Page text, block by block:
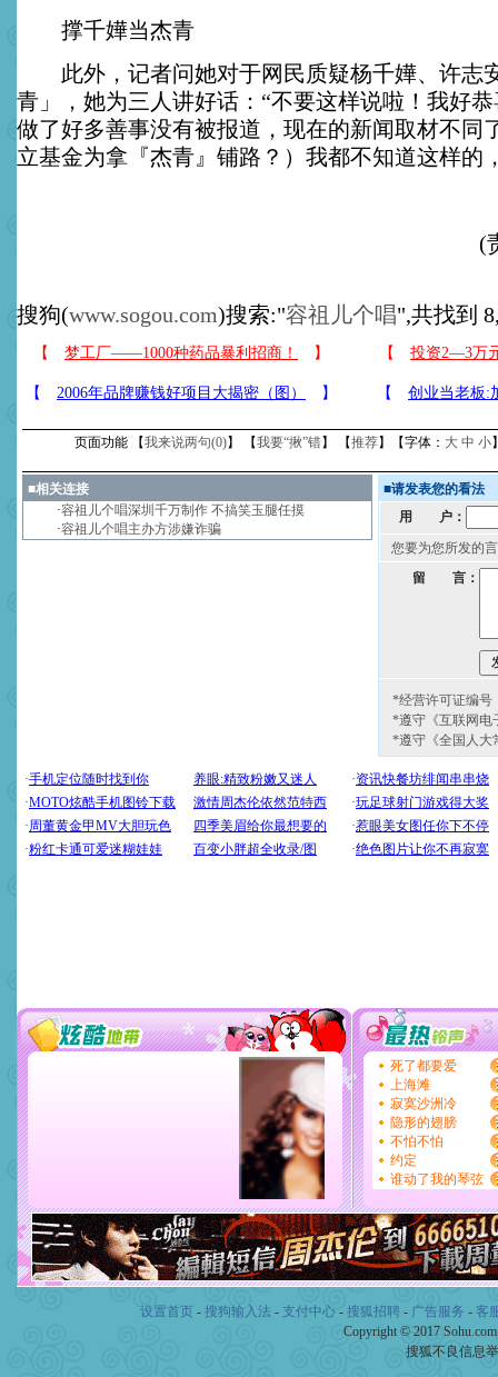
撑千嬅当杰青
此外，记者问她对于网民质疑杨千嬅、许志
青」，她为三人讲好话：“不要这样说啦！我好
做了好多善事没有被报道，现在的新闻取材不同
立基金为拿『杰青』铺路？）我都不知道这样的
(
搜狗(www.sogou.com)搜索:"容祖儿个唱",共找到
页面功能 【我来说两句(0)】 【我要“揪”错】 【推荐】【字体： 大 中 小
■相关连接
·容祖儿个唱深圳千万制作 不搞笑玉腿任摸
·容祖儿个唱主办方涉嫌诈骗
■请发表您的看法
用 户：
您要为您所发的
留 言：
*经营许可证编号
*遵守《互联网电
*遵守《全国人大
设置首页 - 搜狗输入法 - 支付中心- 搜狐招聘- 广告服务 - 客
Copyright © 2017
搜狐不良信息